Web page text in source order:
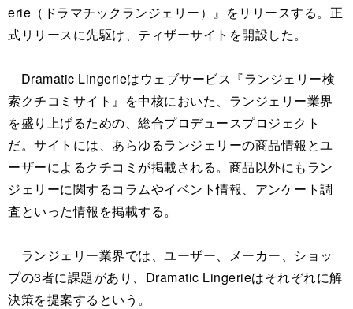
erie（ドラマチックランジェリー）』をリリースする。正
式リリースに先駆け、ティザーサイトを開設した。
Dramatic Lingerieはウェブサービス『ランジェリー検
索クチコミサイト』を中核においた、ランジェリー業界
を盛り上げるための、総合プロデュースプロジェクト
だ。サイトには、あらゆるランジェリーの商品情報とユ
ーザーによるクチコミが掲載される。商品以外にもラン
ジェリーに関するコラムやイベント情報、アンケート調
査といった情報を掲載する。
ランジェリー業界では、ユーザー、メーカー、ショッ
プの3者に課題があり、Dramatic Lingerieはそれぞれに解
決策を提案するという。